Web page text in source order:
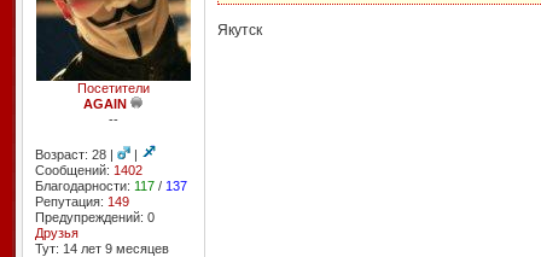
Посетители
AGAIN
--
Возраст: 28 |
|
Сообщений: 1402
Благодарности: 117/ 137
Репутация: 149
Предупреждений: 0
Друзья
Тут: 14 лет 9 месяцев
Якутск